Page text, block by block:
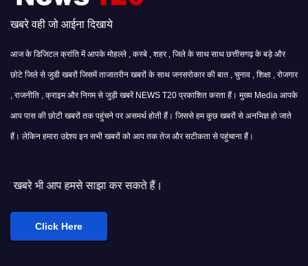
खबरे वही जो आईना दिखाये
आज के डिजिटल क्रांति में आपके मोहल्ले , कस्बे , शहर , जिले के साथ साथ छत्तीसगढ़ के बड़े और
छोटे जिले से जुडी खबरों जिसमें ताजातरीन खबरों के साथ जनसरोकार की बात , चुनाव , शिक्षा , रोजगार
, राजनीति , क्राइम और निगम से जुड़ी खबरें NEWS T20 प्रकाशित करता हैं। मुख्य Media आपके
आप पास की छोटी खबरों तक पहुंचने पर असमर्थ होती हैं। जिससे हम कुछ खबरों से अनभिज्ञ हो जाते
हैं। लेकिन हमारा उद्देश्य इन सभी खबरों को आप तक तेज और सटीकता से पहुंचाना हैं।
साझा कर सकते हैं।
Click Here